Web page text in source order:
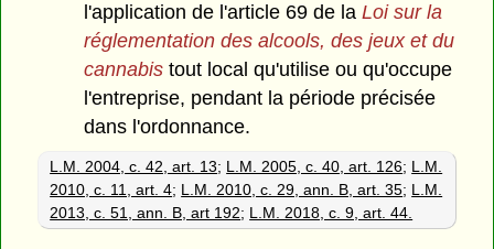
l'application de l'article 69 de laLoi sur la
réglementation des alcools, des jeux et du
cannabis tout local qu'utilise ou qu'occupe
l'entreprise, pendant la période précisée
dans l'ordonnance.
L.M. 2004, c. 42, art. 13; L.M. 2005, c. 40, art. 126; L.M.
2010, c. 11, art. 4; L.M. 2010, c. 29, ann. B, art. 35; L.M.
2013, c. 51, ann. B, art 192; L.M. 2018, c. 9, art. 44.